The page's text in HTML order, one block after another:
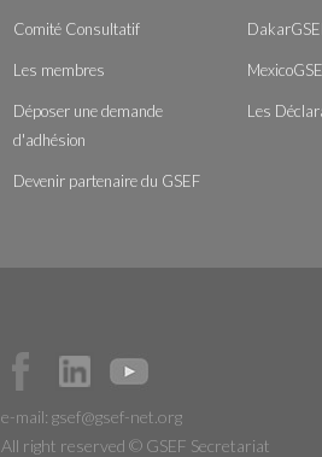
Comité Consultatif
Les membres
Déposer une demande
d'adhésion
Devenir partenaire du GSEF
Les
e-mail:gsef@gsef-net.org
All right reserved © GSEF Secretariat